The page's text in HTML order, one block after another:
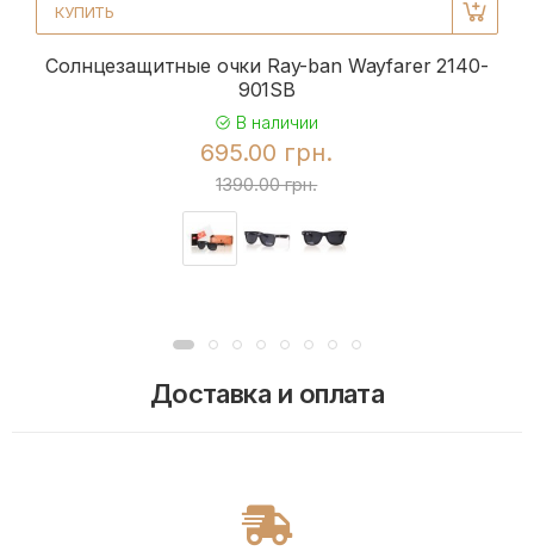
КУПИТЬ
Солнцезащитные очки Ray-ban Wayfarer 2140-
901SB
В наличии
695.00 грн.
1390.00 грн.
Доставка и оплата